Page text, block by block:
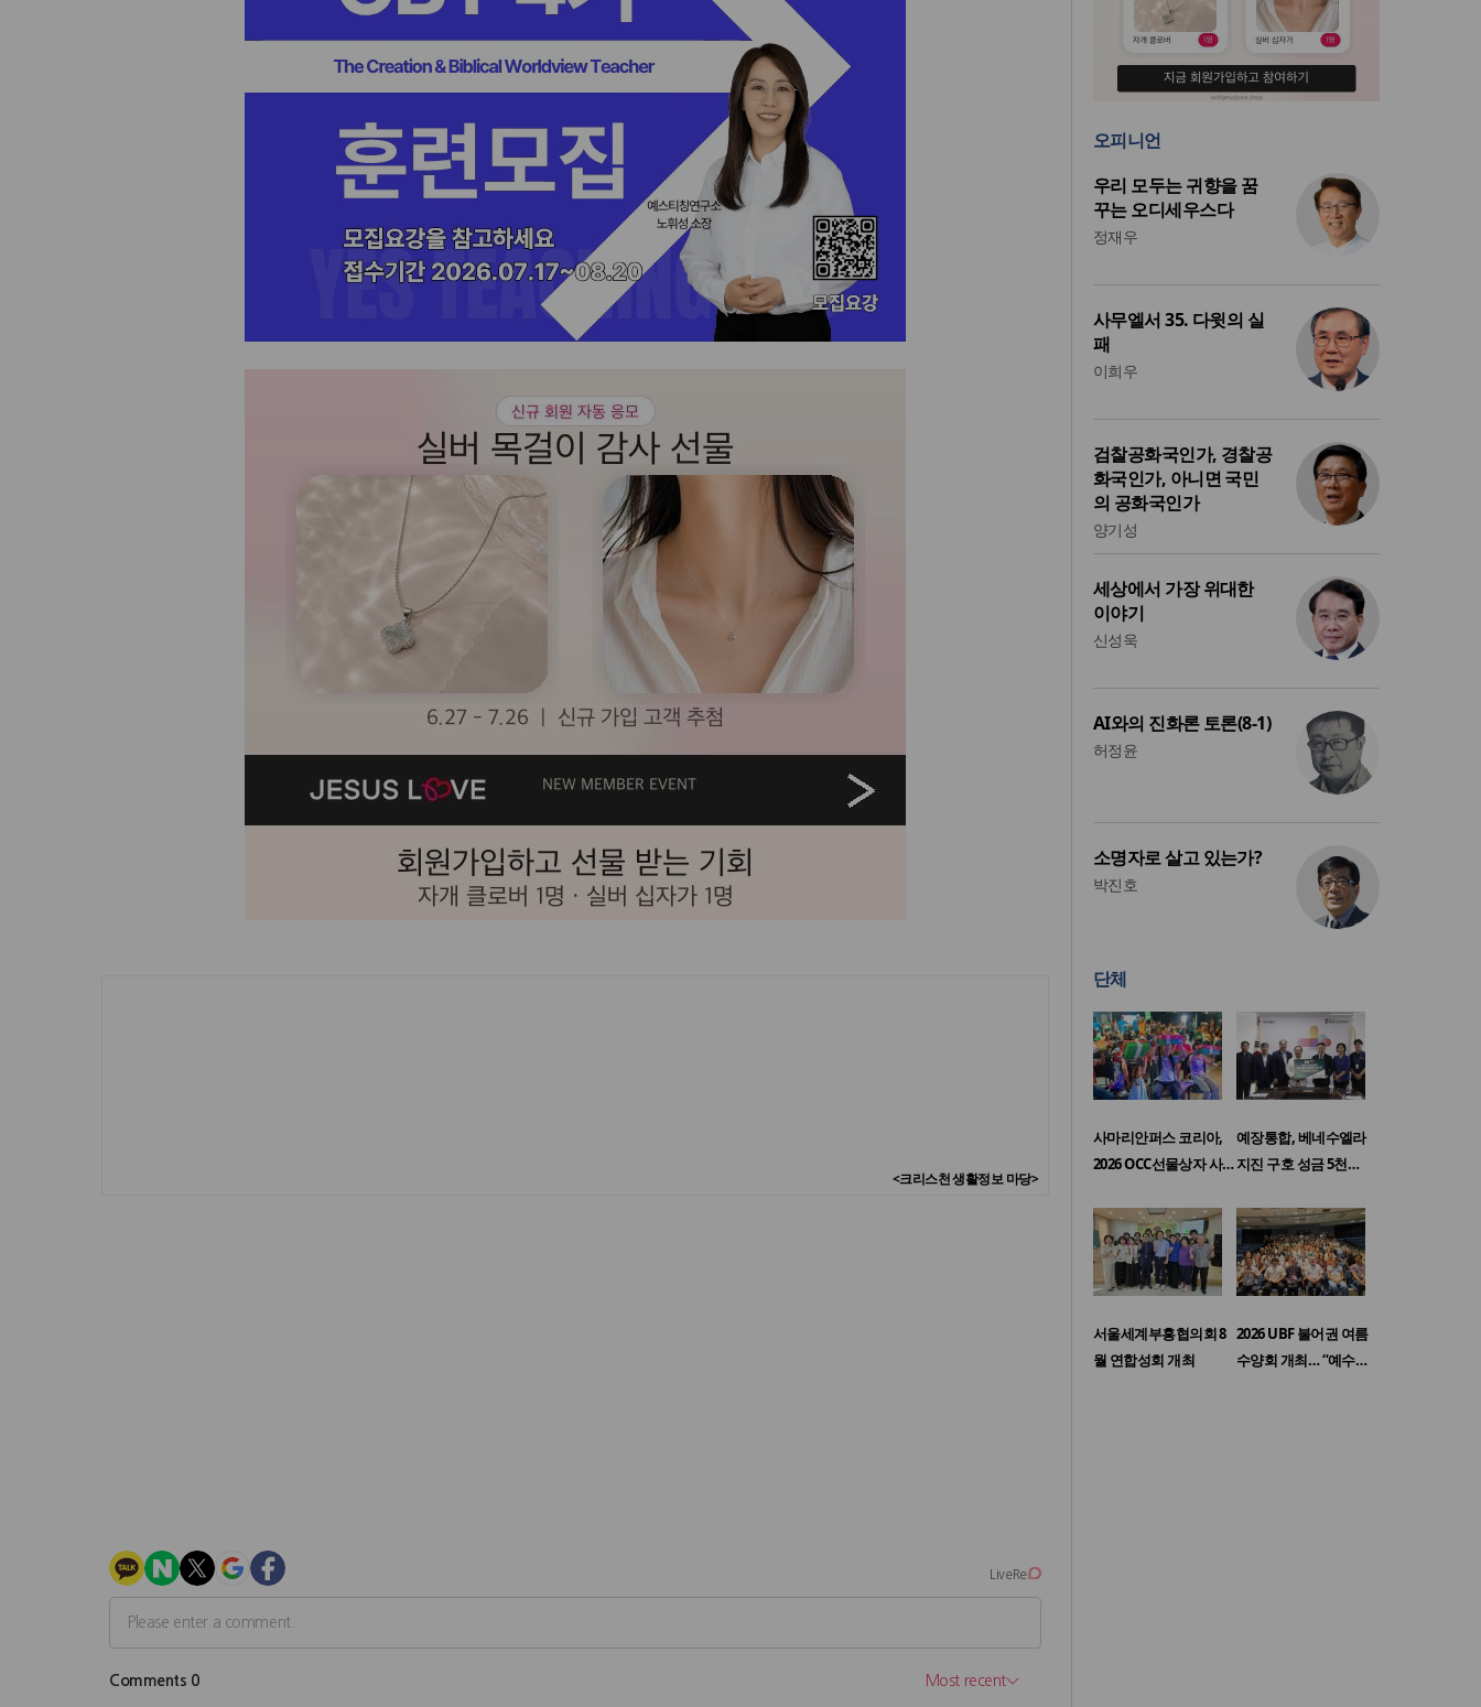
<크리스천 생활정보 마당>
오피니언
우리 모두는 귀향을 꿈
꾸는 오디세우스다
정재우
사무엘서 35. 다윗의 실
패
이희우
검찰공화국인가, 경찰공
화국인가, 아니면 국민
의 공화국인가
양기성
세상에서 가장 위대한
이야기
신성욱
AI와의 진화론 토론(8-1)
허정윤
소명자로 살고 있는가?
박진호
단체
사마리안퍼스 코리아,
2026 OCC선물상자 사…
예장통합, 베네수엘라
지진 구호 성금 5천…
서울세계부흥협의회 8
월 연합성회 개최
2026 UBF 불어권 여름
수양회 개최… “예수…